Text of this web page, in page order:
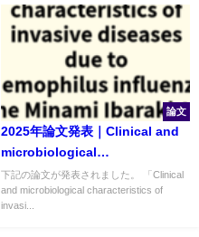
論文
2025年論文発表｜Clinical and
microbiological
characteristics of invasive
diseases due to Haemophilus
下記の論文が発表されました。 「Clinical
and microbiological characteristics of
invasi...